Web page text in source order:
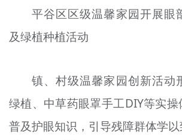
平谷区区级温馨家园开展眼
及绿植种植活动
镇、村级温馨家园创新活动
绿植、中草药眼罩手工DIY等实
普及护眼知识，引导残障群体学